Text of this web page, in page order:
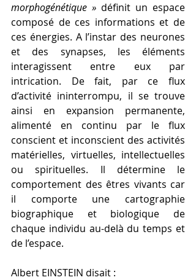
morphogénétique » définit un espace
composé de ces informations et de
ces énergies. A l’instar des neurones
et des synapses, les éléments
interagissent entre eux par
intrication. De fait, par ce flux
d’activité ininterrompu, il se trouve
ainsi en expansion permanente,
alimenté en continu par le flux
conscient et inconscient des activités
matérielles, virtuelles, intellectuelles
ou spirituelles. Il détermine le
comportement des êtres vivants car
il comporte une cartographie
biographique et biologique de
chaque individu au-delà du temps et
de l’espace.
Albert EINSTEIN disait :